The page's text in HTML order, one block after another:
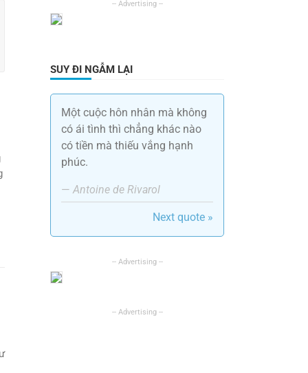
SUY ĐI NGẪM LẠI
Một cuộc hôn nhân mà không
có ái tình thì chẳng khác nào
có tiền mà thiếu vắng hạnh
phúc.
—Antoine de Rivarol
Next quote »